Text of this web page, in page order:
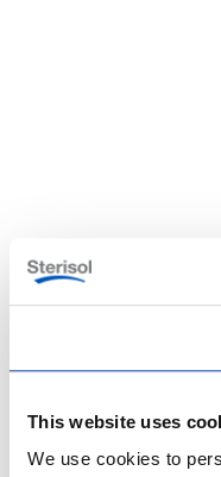
This website uses
We use cookies to